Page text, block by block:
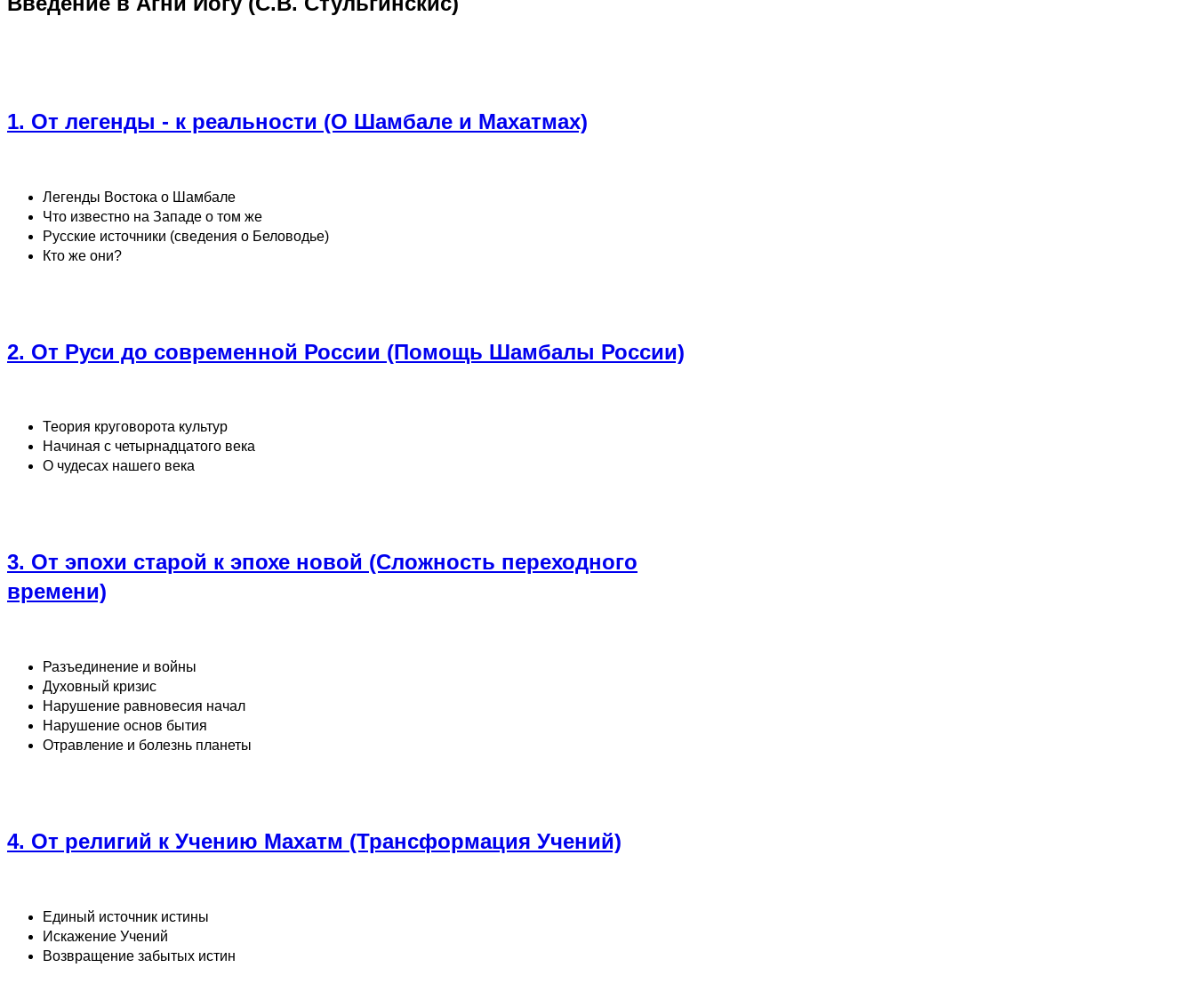
1. От легенды - к реальности (О Шамбале и Махатмах)
Легенды Востока о Шамбале
Что известно на Западе о том же
Русские источники (сведения о Беловодье)
Кто же они?
2. От Руси до современной России (Помощь Шамбалы России)
Теория круговорота культур
Начиная с четырнадцатого века
О чудесах нашего века
3. От эпохи старой к эпохе новой (Сложность переходного
времени)
Разъединение и войны
Духовный кризис
Нарушение равновесия начал
Нарушение основ бытия
Отравление и болезнь планеты
4. От религий к Учению Махатм (Трансформация Учений)
Единый источник истины
Искажение Учений
Возвращение забытых истин